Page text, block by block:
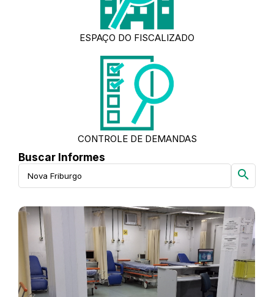
ESPAÇO DO FISCALIZADO
CONTROLE DE DEMANDAS
Buscar Informes
search